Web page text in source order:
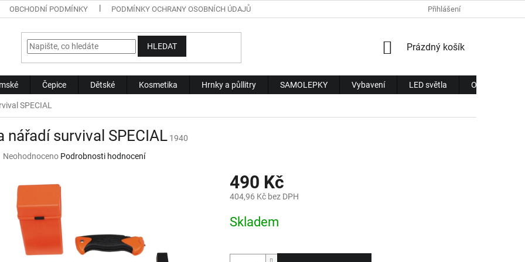
OBCHODNÍ PODMÍNKY PODMÍNKY OCHRANY OSOBNÍCH ÚDAJŮ Přihlášení
HLEDAT
NÁKUPNÍ
Prázdný košík
Čepice Dětské Kosmetika Hrnky a půllitry SAMOLEPKY Vybavení LED světla Obchodní
SPECIAL
nářadí survival SPECIAL 1940
Průměrné
hvězdiček.
Neohodnoceno Podrobnosti hodnocení
490 Kč
404,96 Kč bez DPH
cena:
Skladem